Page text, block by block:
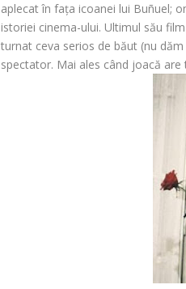
aplecat în fața icoanei lui Buñuel;
istoriei cinema-ului. Ultimul său
turnat ceva serios de băut (nu
spectator. Mai ales când joacă